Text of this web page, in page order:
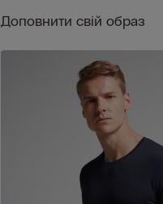
Доповнити свій образ